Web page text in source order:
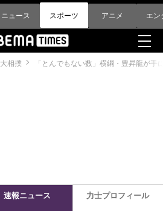
ニュース スポーツ アニメ エン
大相撲 「とんでもない数」横綱・豊昇龍が
速報ニュース 力士プロフィール